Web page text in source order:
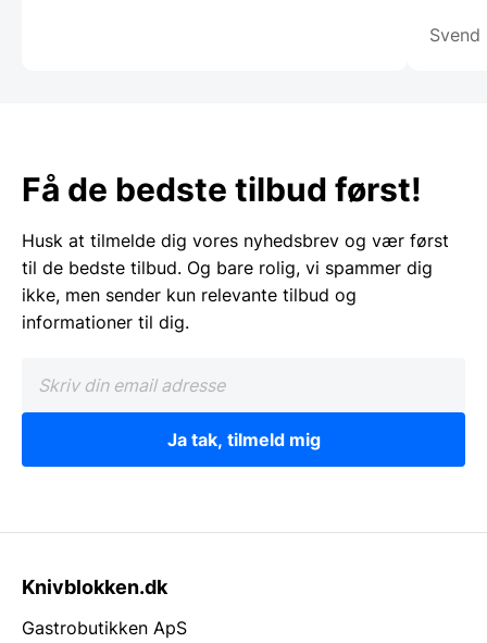
Svend
Få de bedste tilbud først!
Husk at tilmelde dig vores nyhedsbrev og vær først
til de bedste tilbud. Og bare rolig, vi spammer dig
ikke, men sender kun relevante tilbud og
informationer til dig.
Ja tak, tilmeld mig
Knivblokken.dk
Gastrobutikken ApS